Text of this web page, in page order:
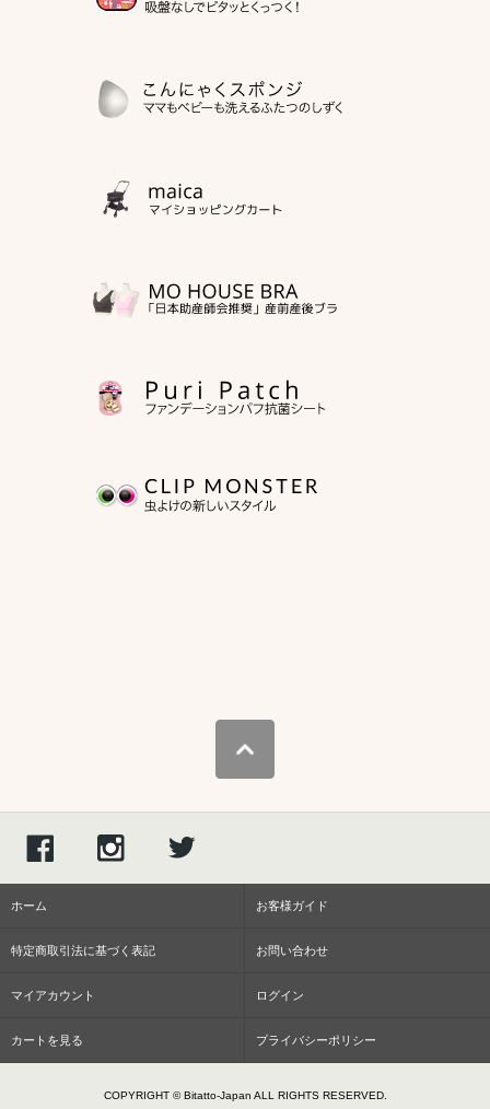
ホーム お客様ガイド
特定商取引法に基づく表記 お問い合わせ
マイアカウント ログイン
カートを見る プライバシーポリシー
COPYRIGHT © Bitatto-Japan ALL RIGHTS RESERVED.